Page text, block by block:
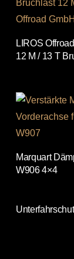
LIROS
12 M / 13 T
Marquart
W906 4×4